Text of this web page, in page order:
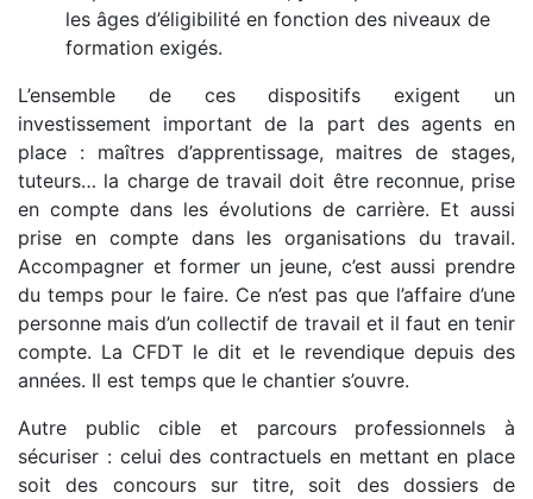
les âges d’éligibilité en fonction des niveaux de
formation exigés.
L’ensemble de ces dispositifs exigent un
investissement important de la part des agents en
place : maîtres d’apprentissage, maitres de stages,
tuteurs… la charge de travail doit être reconnue, prise
en compte dans les évolutions de carrière. Et aussi
prise en compte dans les organisations du travail.
Accompagner et former un jeune, c’est aussi prendre
du temps pour le faire. Ce n’est pas que l’affaire d’une
personne mais d’un collectif de travail et il faut en tenir
compte. La CFDT le dit et le revendique depuis des
années. Il est temps que le chantier s’ouvre.
Autre public cible et parcours professionnels à
sécuriser : celui des contractuels en mettant en place
soit des concours sur titre, soit des dossiers de